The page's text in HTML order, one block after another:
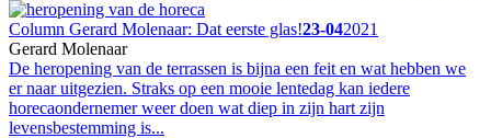
Column Gerard Molenaar: Dat eerste glas!23-042021
Gerard Molenaar
De heropening van de terrassen is bijna een feit en wat hebben we
er naar uitgezien. Straks op een mooie lentedag kan iedere
horecaondernemer weer doen wat diep in zijn hart zijn
levensbestemming is...